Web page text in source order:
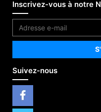
Inscrivez-vous à notre
Suivez-nous